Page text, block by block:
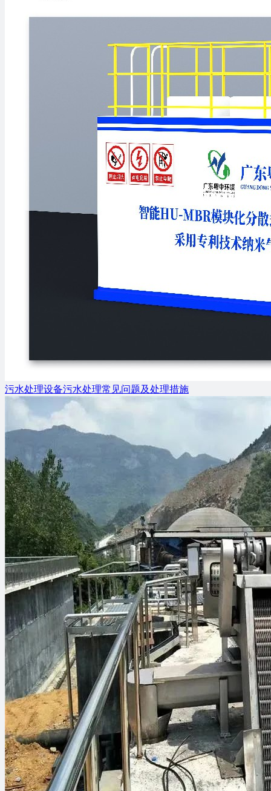
污水处理设备污水处理常见问题及处理措施